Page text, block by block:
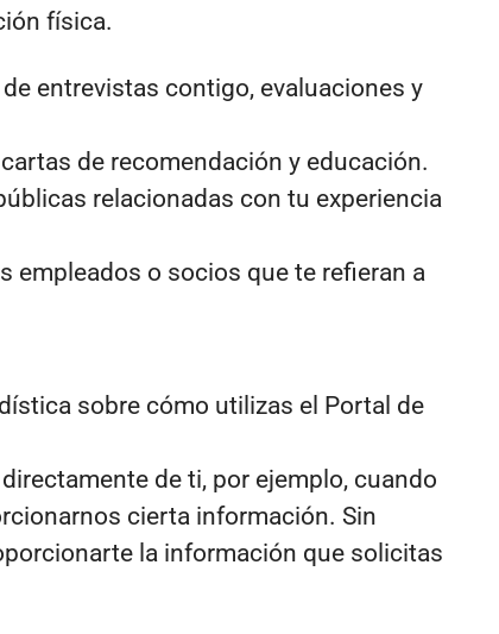
física.
entrevistas contigo, evaluaciones y
de recomendación y educación.
relacionadas con tu experiencia
empleados o socios que te refieran a
sobre cómo utilizas el Portal de
de ti, por ejemplo, cuando
cierta información. Sin
la información que solicitas